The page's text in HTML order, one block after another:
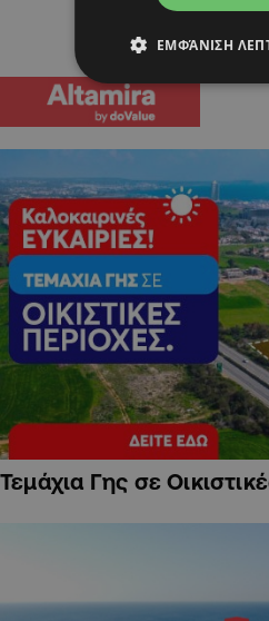
Τεμάχια Γης σε
ΕΜΦΆΝΙΣΗ